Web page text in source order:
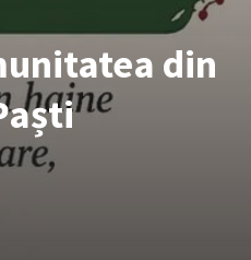
din